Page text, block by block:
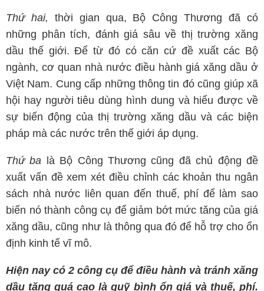
Thứ hai, thời gian qua, Bộ Công Thương đã có
những phân tích, đánh giá sâu về thị trường xăng
dầu thế giới. Để từ đó có căn cứ đề xuất các Bộ
ngành, cơ quan nhà nước điều hành giá xăng dầu ở
Việt Nam. Cung cấp những thông tin đó cũng giúp xã
hội hay người tiêu dùng hình dung và hiểu được về
sự biến động của thị trường xăng dầu và các biện
pháp mà các nước trên thế giới áp dụng.
Thứ ba là Bộ Công Thương cũng đã chủ động đề
xuất vấn đề xem xét điều chỉnh các khoản thu ngân
sách nhà nước liên quan đến thuế, phí để làm sao
biến nó thành công cụ để giảm bớt mức tăng của giá
xăng dầu, cũng như là thông qua đó để hỗ trợ cho ổn
định kinh tế vĩ mô.
Hiện nay có 2 công cụ để điều hành và tránh xăng
dầu tăng quá cao là quỹ bình ổn giá và thuế, phí.